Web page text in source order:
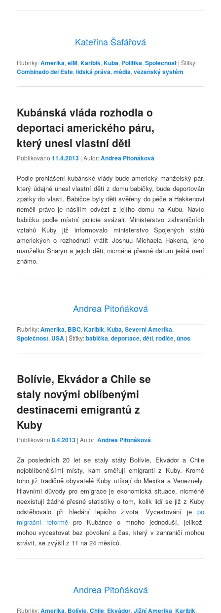
Kateřina Šafářová
Rubriky:Amerika,elM,Karibik,Kuba, Politika,Společnost |Štítky:
Combinado del Este,lidská práva,média,vězeňský systém
Kubánská vláda rozhodla o
deportaci amerického páru,
který unesl vlastní děti
Publikováno11.4.2013 | Autor:Andrea Pitoňáková
Podle prohlášení kubánské vlády bude americký manželský pár,
který údajně unesl vlastní děti z domu babičky, bude deportován
zpátky do vlasti. Babičce byly děti svěřeny do péče a Hakkenovi
neměli právo je násilím odvézt z jejího domu na Kubu. Navíc
babičku podle místní policie svázali. Ministerstvo zahraničních
vztahů Kuby již informovalo ministerstvo Spojených států
amerických o rozhodnutí vrátit Joshuu Michaela Hakena, jeho
manželku Sharyn a jejich děti, nicméně přesné datum ještě není
známo.
Andrea Pitoňáková
Rubriky:Amerika, BBC,Karibik,Kuba,Severní Amerika,
Společnost, USA |Štítky:babička,deportace,děti,rodiče,únos
Bolívie, Ekvádor a Chile se
staly novými oblíbenými
destinacemi emigrantů z
Kuby
Publikováno8.4.2013 | Autor:Andrea Pitoňáková
Za posledních 20 let se staly státy Bolívie, Ekvádor a Chile
nejoblíbenějšími místy, kam směřují emigranti z Kuby. Kromě
toho již tradičně obyvatelé Kuby utíkají do Mexika a Venezuely.
Hlavními důvody pro emigrace je ekonomická situace, nicméně
neexistují žádné přesné statistiky o tom, kolik lidí se již z Kuby
odstěhovalo při hledání lepšího života. Vycestování je po
migrační reformě pro Kubánce o mnoho jednoduší, jelikož
mohou vycestovat bez povolení a čas, který v zahraničí mohou
strávit, se zvýšil z 11 na 24 měsíců.
Andrea Pitoňáková
Rubriky:Amerika, Bolívie,Chile, Ekvádor,Jižní Amerika,Karibik,